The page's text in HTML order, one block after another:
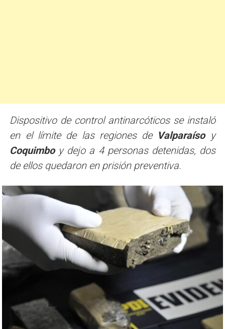
Dispositivo de control antinarcóticos se instaló
en el límite de las regiones de Valparaísoy
Coquimboy dejo a 4 personas detenidas, dos
de ellos quedaron en prisión preventiva.